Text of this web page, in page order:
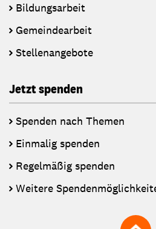
Bildungsarbeit
Gemeindearbeit
Stellenangebote
Jetzt spenden
Spenden nach Themen
Einmalig spenden
Regelmäßig spenden
Weitere